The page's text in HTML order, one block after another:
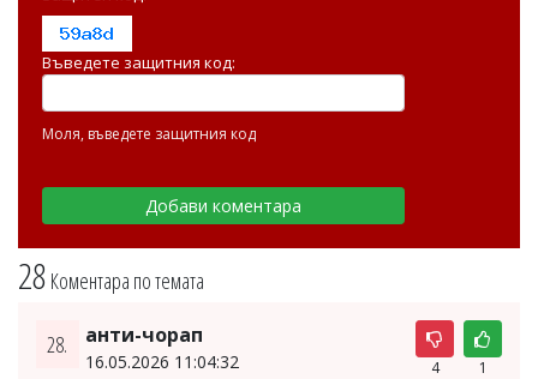
28 Коментара по темата
28. анти-чорап
16.05.2026 11:04:32 4 1
Въведете защитния код:
Моля, въведете защитния код